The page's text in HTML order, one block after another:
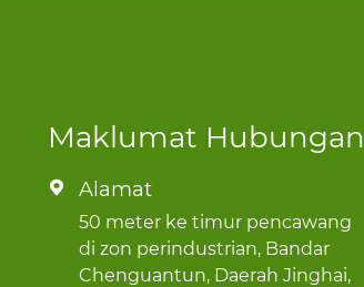
Maklumat Hubungan
 Alamat
50 meter ke timur pencawang
di zon perindustrian, Bandar
Chenguantun, Daerah Jinghai,